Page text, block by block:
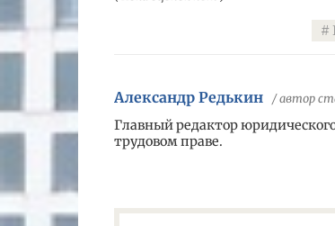
Александр Редькин / автор
Главный редактор
трудовом праве.